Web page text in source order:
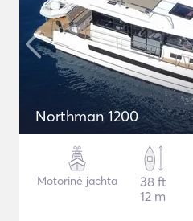
Northman 1200
Motorinė jachta
38 ft
12 m